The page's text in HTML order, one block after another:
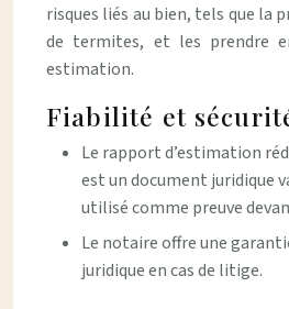
risques liés au bien, tels que la
de termites, et les prendre
estimation.
Fiabilité et
Le rapport d’estimation
est un document juridique
utilisé comme preuve
Le notaire offre une
juridique en cas de litige.